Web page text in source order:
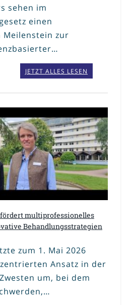
sehen im
einen
Meilenstein zur
JETZT ALLES LESEN
multiprofessionelles
Behandlungsstrategien
zum 1. Mai 2026
Ansatz in der
um, bei dem